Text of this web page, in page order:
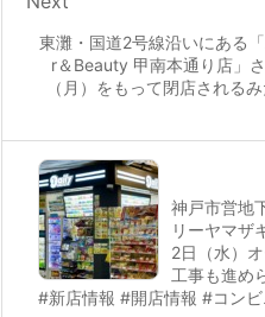
東灘・国道2号線沿いにある
r＆Beauty 甲南本通り店」
（月）をもって閉店される
神戸市営地
リーヤマザ
2日（水）
工事も進め
#新店情報 #開店情報 #コンビ